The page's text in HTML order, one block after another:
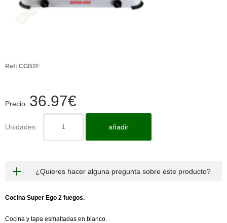
Ref: CGB2F
Precio: 36.97€
Unidades: añadir
¿Quieres hacer alguna pregunta sobre este producto?
Cocina Super Ego 2 fuegos.
Cocina y tapa esmaltadas en blanco.